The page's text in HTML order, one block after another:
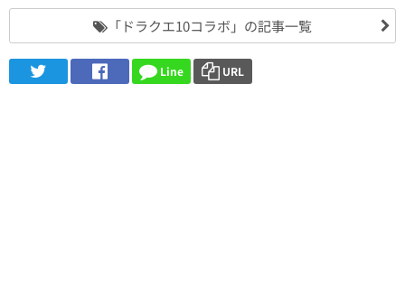
「ドラクエ10コラボ」の記事一覧
Line URL